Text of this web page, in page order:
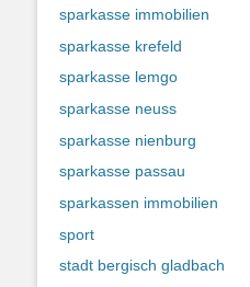
sparkasse immobilien
sparkasse krefeld
sparkasse lemgo
sparkasse neuss
sparkasse nienburg
sparkasse passau
sparkassen immobilien
sport
stadt bergisch gladbach